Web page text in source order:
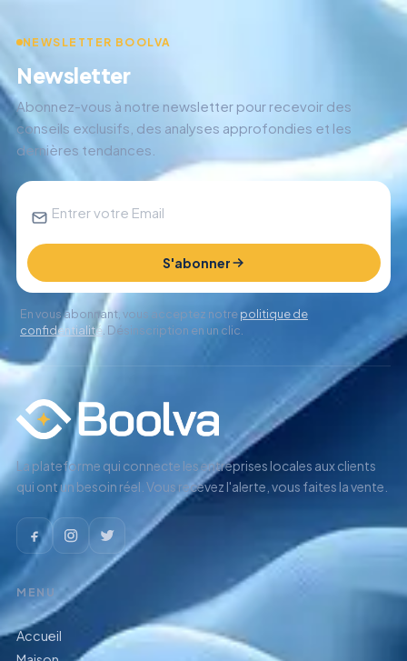
NEWSLETTER BOOLVA
Newsletter
Abonnez-vous à notre newsletter pour recevoir des
conseils exclusifs, des analyses approfondies et les
dernières tendances.
S'abonner
En vous abonnant, vous acceptez notrepolitique de
confidentialité. Désinscription en un clic.
La plateforme qui connecte les entreprises locales aux clients
qui ont un besoin réel. Vous recevez l'alerte, vous faites la vente.
MENU
Accueil